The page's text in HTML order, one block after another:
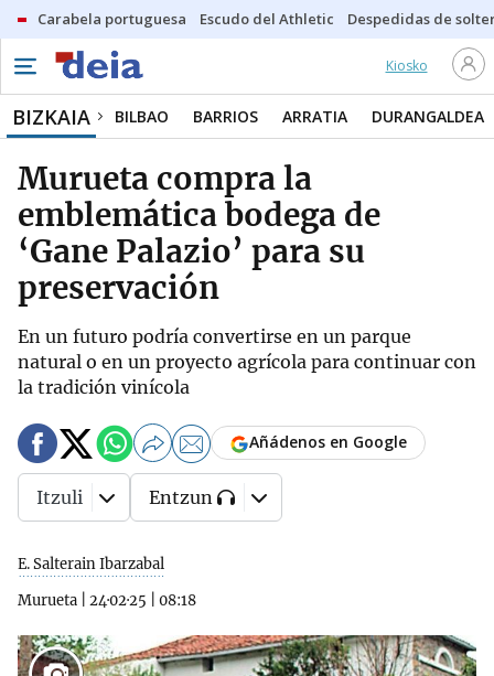
Carabela portuguesa Escudo del Athletic Despedidas de
Kiosko
BIZKAIA BILBAO BARRIOS ARRATIA DURANGALDEA
Murueta compra la
emblemática bodega de
‘Gane Palazio’ para su
preservación
En un futuro podría convertirse en un parque
natural o en un proyecto agrícola para continuar con
la tradición vinícola
E. Salterain Ibarzabal
Murueta
24·02·25 08:18
Añádenos en Google
Itzuli Entzun